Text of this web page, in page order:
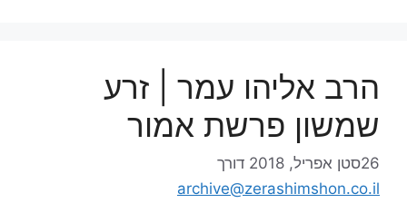
הרב אליהו עמר | זרע
שמשון פרשת אמור
26סטן אפריל, 2018
דורך
archive@zerashimshon.co.il